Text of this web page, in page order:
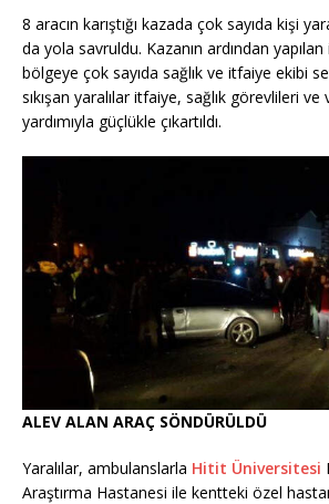
8 aracın karıştığı kazada çok sayıda kişi
da yola savruldu. Kazanın ardından
bölgeye çok sayıda sağlık ve itfaiye ekibi
sıkışan yaralılar itfaiye, sağlık görevlileri ve
yardımıyla güçlükle çıkartıldı.
ALEV ALAN ARAÇ SÖNDÜRÜLDÜ
Yaralılar, ambulanslarla Hitit Üniversitesi
Araştırma Hastanesi ile kentteki özel